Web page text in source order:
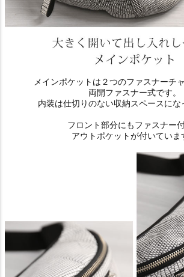
メインポケットは２つのファスナーチ
両開ファスナー式です。
内装は仕切りのない収納スペースにな
フロント部分にもファスナー
アウトポケットが付いていま